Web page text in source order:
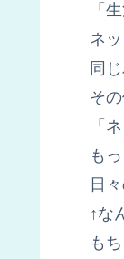
「
ネ
同
そ
「
も
日
↑な
も